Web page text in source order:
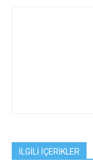
İLGİLİ İÇERİKLER